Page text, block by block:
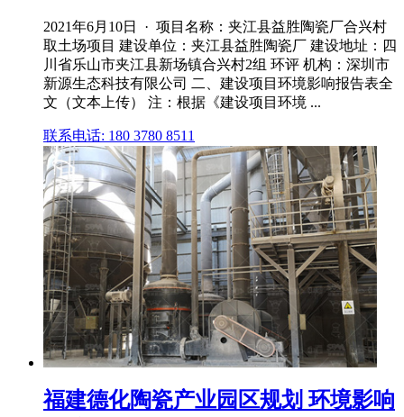
2021年6月10日 · 项目名称：夹江县益胜陶瓷厂合兴村
取土场项目 建设单位：夹江县益胜陶瓷厂 建设地址：四
川省乐山市夹江县新场镇合兴村2组 环评 机构：深圳市
新源生态科技有限公司 二、建设项目环境影响报告表全
文（文本上传） 注：根据《建设项目环境 ...
联系电话: 180 3780 8511
福建德化陶瓷产业园区规划 环境影响